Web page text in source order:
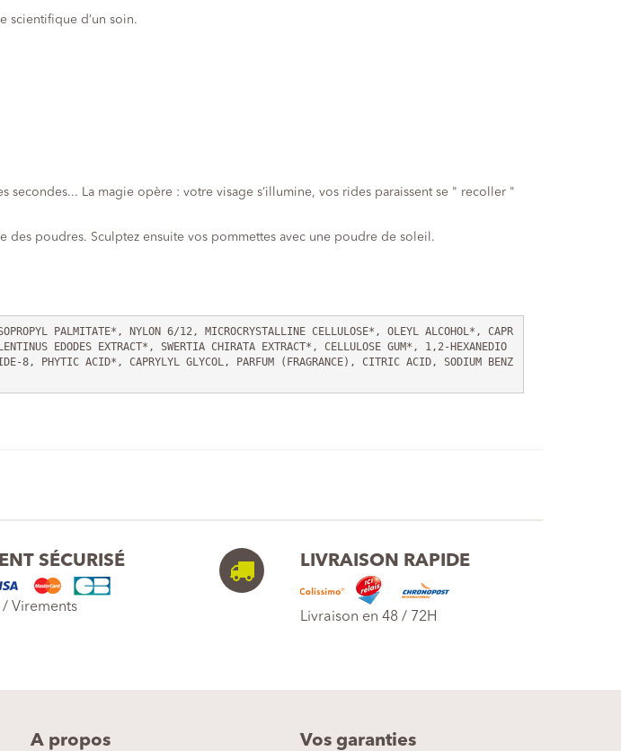
scientifique d’un soin.
La magie opère : votre visage s’illumine, vos rides paraissent se " recoller "
des poudres. Sculptez ensuite vos pommettes avec une poudre de soleil.
PALMITATE*, NYLON 6/12, MICROCRYSTALLINE CELLULOSE*, OLEYL ALCOHOL*, CAPR
EDODES EXTRACT*, SWERTIA CHIRATA EXTRACT*, CELLULOSE GUM*, 1,2-HEXANEDIO
8, PHYTIC ACID*, CAPRYLYL GLYCOL, PARFUM (FRAGRANCE), CITRIC ACID, SODIUM BENZ
SÉCURISÉ
/ Virements
LIVRAISON RAPIDE
Livraison en 48 / 72H
A propos Vos garanties